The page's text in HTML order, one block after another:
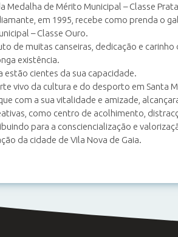
Medalha de Mérito Municipal – Classe
em 1995, recebe como prenda o
– Classe Ouro.
de muitas canseiras, dedicação e carinho
existência.
estão cientes da sua capacidade.
vivo da cultura e do desporto em Santa
com a sua vitalidade e amizade,
como centro de acolhimento,
para a consciencialização e
da cidade de Vila Nova de Gaia.